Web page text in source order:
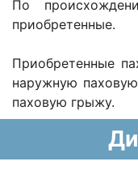
По
приобретенные.
Приобретенные
наружную
паховую грыжу.